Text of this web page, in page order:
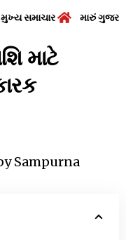
મુખ્ય સમાચાર મારું
માટે
Sampurna